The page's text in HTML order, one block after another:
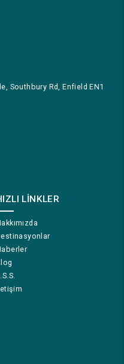
Southbury Rd, Enfield EN1
LINKLER